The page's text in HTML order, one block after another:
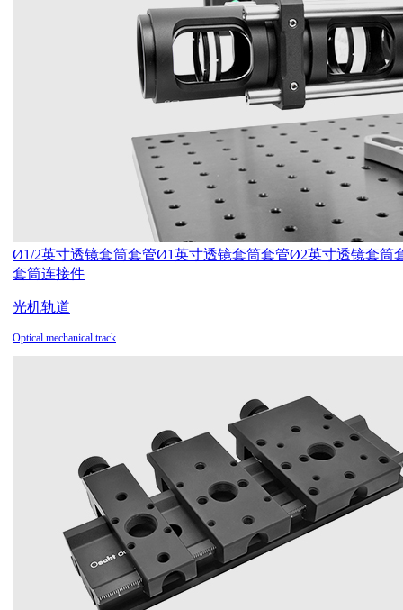
Ø1/2英寸透镜套筒套管Ø1英寸透镜套筒套管Ø2英寸透镜套筒
套筒连接件
光机轨道
Optical mechanical track